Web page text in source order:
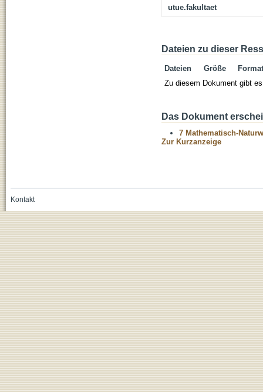
utue.fakultaet
Dateien zu dieser
Dateien Größe
Format
Zu diesem Dokument gibt
Das Dokument
7 Mathematisch-
Zur Kurzanzeige
Kontakt